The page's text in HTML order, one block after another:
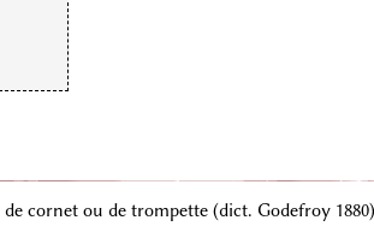
cornet ou de trompette (dict. Godefroy